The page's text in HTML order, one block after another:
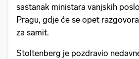
sastanak ministara vanjskih
Pragu, gdje će se opet
za samit.
Stoltenberg je pozdravio